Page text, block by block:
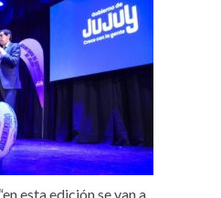
esta edición se van a